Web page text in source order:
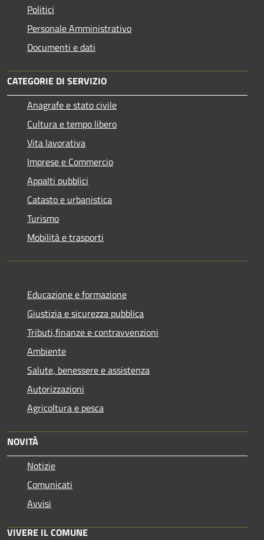
Politici
Personale Amministrativo
Documenti e dati
CATEGORIE DI SERVIZIO
Anagrafe e stato civile
Cultura e tempo libero
Vita lavorativa
Imprese e Commercio
Appalti pubblici
Catasto e urbanistica
Turismo
Mobilità e trasporti
Educazione e formazione
Giustizia e sicurezza pubblica
Tributi,finanze e contravvenzioni
Ambiente
Salute, benessere e assistenza
Autorizzazioni
Agricoltura e pesca
NOVITÀ
Notizie
Comunicati
Avvisi
VIVERE IL COMUNE